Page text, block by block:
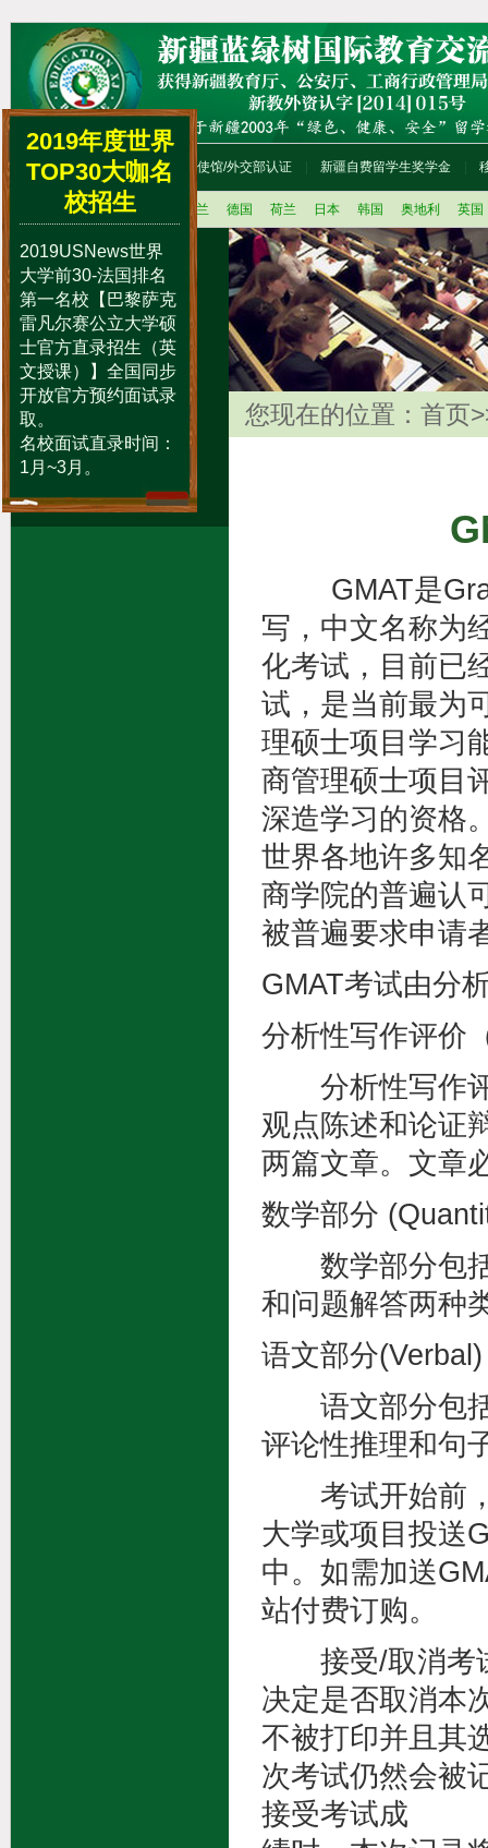
首页 留学咨询流程 使馆/外交部认证 新疆自费留学生奖学金
美国 加拿大 新西兰 德国 荷兰 日本 韩国 奥地利 英国
留学办理程序
留学语言辅导培训
留学动态
国外学历学位认证
留学人员档案存放
中国人才市场
中国国际教育巡回展
留学便礼包
您现在的位置： 首页
GMAT是
写，中文名称为
化考试，目前已
试，是当前最为
理硕士项目学习
商管理硕士项目
深造学习的资格
世界各地许多知
商学院的普遍认
被普遍要求申请
GMAT考试由分
分析性写作评价
分析性写作评
观点陈述和论证
两篇文章。文章
数学部分
数学部分包括
和问题解答两种
语文部分(Verbal)
语文部分包括
评论性推理和句
考试开始前，
大学或项目投送
中。如需加送
站付费订购。
接受/取消考试
决定是否取消本
不被打印并且其
次考试仍然会被
接受考试成
2019年度世界
TOP30大咖名
校招生
2019USNews世界
大学前30-法国排名
第一名校【巴黎萨克
雷凡尔赛公立大学硕
士官方直录招生（英
文授课）】全国同步
开放官方预约面试录
取。
名校面试直录时间：
1月~3月。